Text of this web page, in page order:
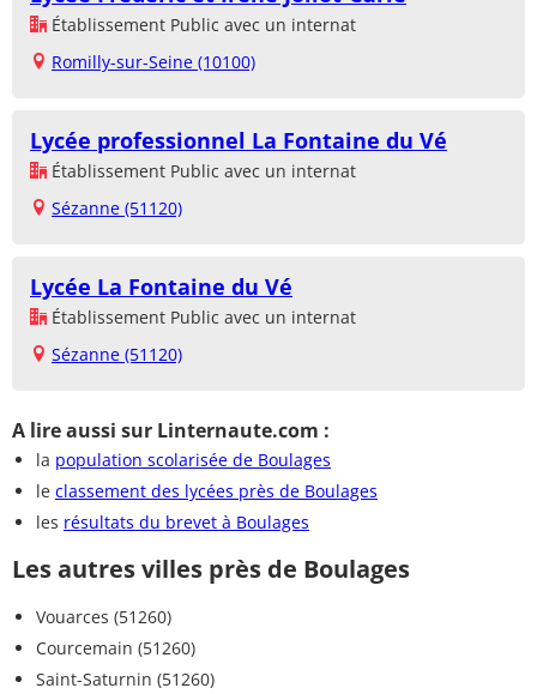
Établissement Public avec un internat
Romilly-sur-Seine (10100)
Lycée professionnel La Fontaine du Vé
Établissement Public avec un internat
Sézanne (51120)
Lycée La Fontaine du Vé
Établissement Public avec un internat
Sézanne (51120)
A lire aussi sur Linternaute.com :
la population scolarisée de Boulages
le classement des lycées près de Boulages
les résultats du brevet à Boulages
Les autres villes près de Boulages
Vouarces (51260)
Courcemain (51260)
Saint-Saturnin (51260)